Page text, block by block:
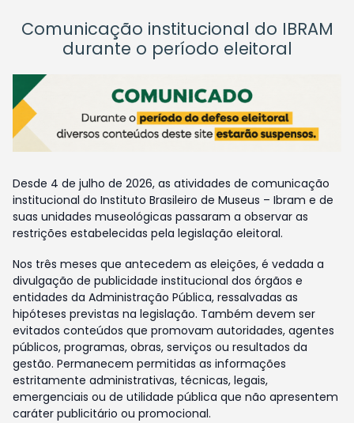
Comunicação institucional do IBRAM
durante o período eleitoral
Desde 4 de julho de 2026, as atividades de comunicação
institucional do Instituto Brasileiro de Museus – Ibram e de
suas unidades museológicas passaram a observar as
restrições estabelecidas pela legislação eleitoral.
Nos três meses que antecedem as eleições, é vedada a
divulgação de publicidade institucional dos órgãos e
entidades da Administração Pública, ressalvadas as
hipóteses previstas na legislação. Também devem ser
evitados conteúdos que promovam autoridades, agentes
públicos, programas, obras, serviços ou resultados da
gestão. Permanecem permitidas as informações
estritamente administrativas, técnicas, legais,
emergenciais ou de utilidade pública que não apresentem
caráter publicitário ou promocional.